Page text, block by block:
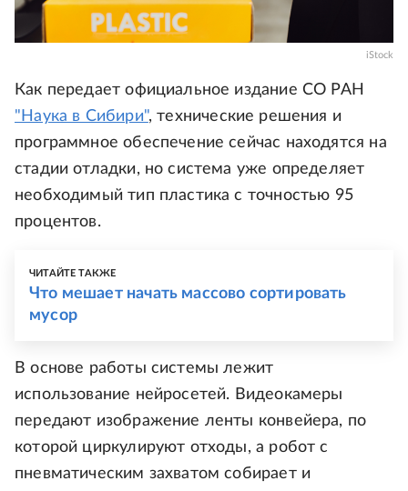
iStock
Как передает официальное издание СО РАН
"Наука в Сибири", технические решения и
программное обеспечение сейчас находятся на
стадии отладки, но система уже определяет
необходимый тип пластика с точностью 95
процентов.
ЧИТАЙТЕ ТАКЖЕ
Что мешает начать массово сортировать
мусор
В основе работы системы лежит
использование нейросетей. Видеокамеры
передают изображение ленты конвейера, по
которой циркулируют отходы, а робот с
пневматическим захватом собирает и